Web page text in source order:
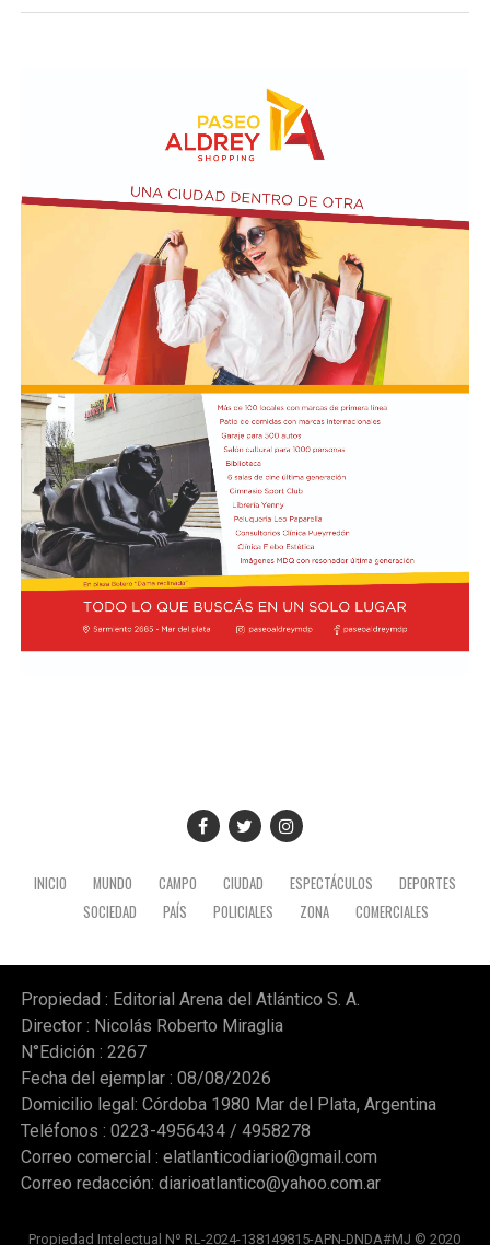
Los mandatarios y las delegaciones. Presidencia de
Además, la representación argentina avanzó en la firma
de cuatro convenios: Acuerdo de Servicios Aéreos, para
potenciar la conectividad y el turismo; tratado de
Extradición, destinado a consolidar la cooperación en
materia de justicia; acuerdo de Cooperación para el Uso
Pacífico de la Energía Nuclear; y la declaración
Conjunta sobre Pesca Ilegal, No Declarada y No
Reglamentada (INDNR), enfocada en la protección y
soberanía de los recursos marinos, informó NA.
El canciller argentino Pablo Quirno y el ministro de
Defensa Nacional de Ecuador, Gian Carlo Loffredo,
las cámaras automotrices argentinas en el Ecuador.
Argentina, AFAC, ACARA, Toyota Argentina, Ford
Sudamérica y VW Group Argentina.
INICIO MUNDO CAMPO CIUDAD ESPECTÁCULOS
DEPORTES
SOCIEDAD
PAÍS POLICIALES ZONA COMERCIALES
Propiedad : Editorial Arena del Atlántico S. A.
Director : Nicolás Roberto Miraglia
N°Edición : 2267
Fecha del ejemplar : 08/08/2026
Domicilio legal: Córdoba 1980 Mar del Plata, Argentina
Teléfonos : 0223-4956434 / 4958278
Correo comercial : elatlanticodiario@gmail.com
Correo redacción: diarioatlantico@yahoo.com.ar
Propiedad Intelectual Nº RL-2024-138149815-APN-DNDA#MJ © 2020